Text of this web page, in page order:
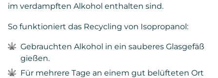
im verdampften Alkohol enthalten sind.
So funktioniert das Recycling von Isopropanol:
Gebrauchten Alkohol in ein sauberes Glasgefäß
gießen.
Für mehrere Tage an einem gut belüfteten Ort